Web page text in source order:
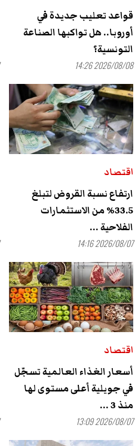
قواعد تعليب جديدة في
أوروبا.. هل تواكبها الصناعة
التونسية؟
2026/08/08 14:26
اقتصاد
ارتفاع نسبة القروض لتبلغ
33.5% من الاستثمارات
الفلاحية ...
2026/08/07 14:16
اقتصاد
أسعار الغذاء العالمية تسجّل
في جويلية أعلى مستوى لها
منذ 3 ...
2026/08/07 13:09